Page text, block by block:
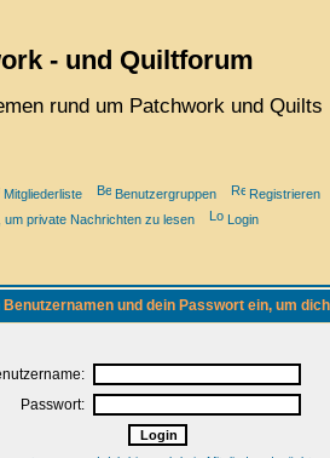
- und Quiltforum
rund um Patchwork und Quilts
Mitgliederliste Benutzergruppen
Registrieren
um private Nachrichten zu lesen
Login
und dein Passwort ein, um
Passwort: